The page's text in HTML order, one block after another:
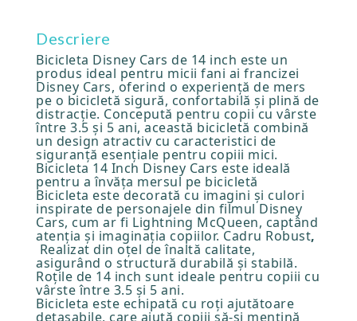
Descriere
Bicicleta Disney Cars de 14 inch este un
produs ideal pentru micii fani ai francizei
Disney Cars, oferind o experiență de mers
pe o bicicletă sigură, confortabilă și plină de
distracție. Concepută pentru copii cu vârste
între 3.5 și 5 ani, această bicicletă combină
un design atractiv cu caracteristici de
siguranță esențiale pentru copiii mici.
Bicicleta 14 Inch Disney Cars este ideală
pentru a învăța mersul pe bicicletă
Bicicleta este decorată cu imagini și culori
inspirate de personajele din filmul Disney
Cars, cum ar fi Lightning McQueen, captând
atenția și imaginația copiilor. Cadru Robust,
Realizat din oțel de înaltă calitate,
asigurând o structură durabilă și stabilă.
Roțile de 14 inch sunt ideale pentru copiii cu
vârste între 3.5 și 5 ani.
Bicicleta este echipată cu roți ajutătoare
detașabile, care ajută copiii să-și mențină